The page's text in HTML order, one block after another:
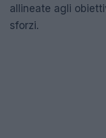
allineate agli
sforzi.